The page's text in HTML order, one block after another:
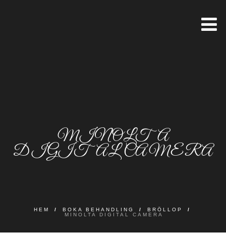
MINOLTA
DIGITAL CAMERA
HEM / BOKA BEHANDLING / BRÖLLOP
/
MINOLTA DIGITAL CAMERA